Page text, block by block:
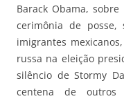
Barack Obama,
cerimônia de
imigrantes
russa na eleição
silêncio de Stormy
centena de